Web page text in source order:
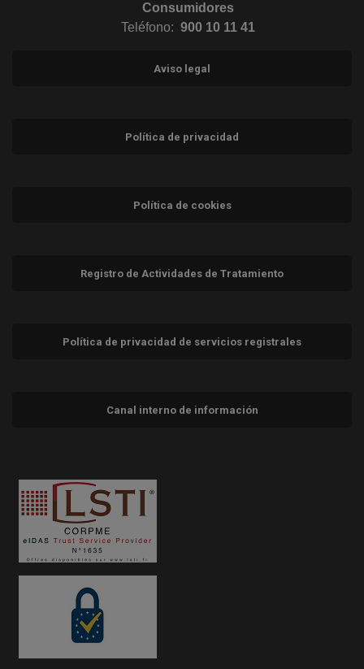
Consumidores
Teléfono: 900 10 11 41
Aviso legal
Política de privacidad
Política de cookies
Registro de Actividades de Tratamiento
Política de privacidad de servicios registrales
Canal interno de información